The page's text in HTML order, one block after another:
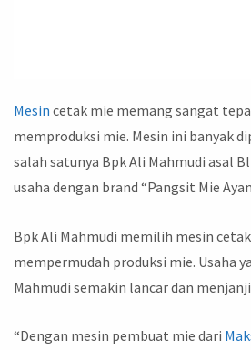
Mesin cetak mie memang sangat
memproduksi mie. Mesin ini banyak
salah satunya Bpk Ali Mahmudi asal
usaha dengan brand “Pangsit Mie
Bpk Ali Mahmudi memilih mesin
mempermudah produksi mie. Usaha
Mahmudi semakin lancar dan
“Dengan mesin pembuat mie dari